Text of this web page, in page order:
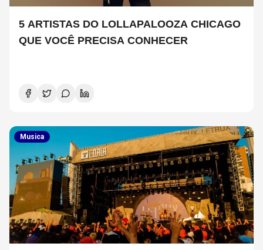
5 ARTISTAS DO LOLLAPALOOZA CHICAGO
QUE VOCÊ PRECISA CONHECER
Musica